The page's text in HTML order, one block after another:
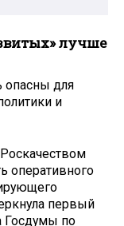
лучше
опасны для
и
оперативного
первый
Госдумы по